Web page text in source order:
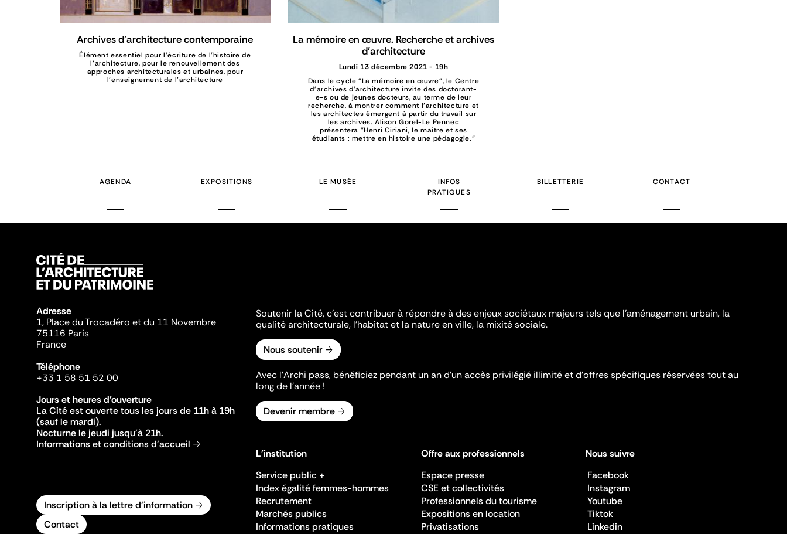
Archives d'architecture contemporaine
Élément essentiel pour l’écriture de l’histoire de
l’architecture, pour le renouvellement des
approches architecturales et urbaines, pour
l’enseignement de l’architecture
La mémoire en œuvre. Recherche et archives
d’architecture
Lundi 13 décembre 2021 - 19h
Dans le cycle "La mémoire en œuvre", le Centre
d’archives d’architecture invite des doctorant-
e-s ou de jeunes docteurs, au terme de leur
recherche, à montrer comment l’architecture et
les architectes émergent à partir du travail sur
les archives. Alison Gorel-Le Pennec
présentera "Henri Ciriani, le maître et ses
étudiants : mettre en histoire une pédagogie."
AGENDA EXPOSITIONS LE MUSÉE
INFOS
PRATIQUES
BILLETTERIE CONTACT
Adresse
1, Place du Trocadéro et du 11 Novembre
75116 Paris
France
Téléphone
+33 1 58 51 52 00
Jours et heures d'ouverture
La Cité est ouverte tous les jours de 11h à 19h
(sauf le mardi).
Nocturne le jeudi jusqu'à 21h.
Informations et conditions d'accueil
Inscription à la lettre d'information
Contact
Soutenir la Cité, c'est contribuer à répondre à des enjeux sociétaux majeurs tels que l'aménagement urbain, la
qualité architecturale, l'habitat et la nature en ville, la mixité sociale.
Nous soutenir
Avec l’Archi pass, bénéficiez pendant un an d’un accès privilégié illimité et d’offres spécifiques réservées tout au
long de l’année !
Devenir membre
L'institution
Service public +
Index égalité femmes-hommes
Recrutement
Marchés publics
Informations pratiques
Offre aux professionnels
Espace presse
CSE et collectivités
Professionnels du tourisme
Expositions en location
Privatisations
Nous suivre
Facebook
Instagram
Youtube
Tiktok
Linkedin